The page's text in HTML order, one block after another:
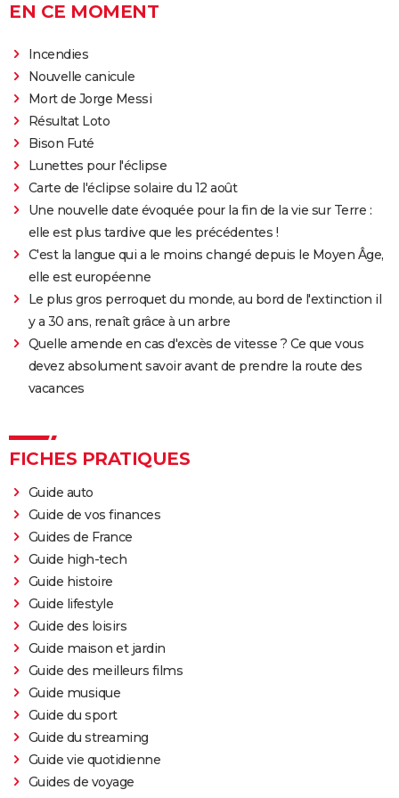
Haymitch... des personnages bien connus dans la
Gladiator 2 : pourquoi cette suite risque-t-elle de
diviser les fans du film culte ?
Kraven le chasseur : le film Marvel s'offre une
sanglante bande-annonce, quelle date de sortie ?
Thunderbolts* : le dernier film Marvel vaut-il le
coup ? Les critiques sont (presque) unanimes
Mad Max Fury Road : synopsis, casting, bande-
annonce, streaming, avis...
John Wick 4 : casting, avis, critiques, suite, séances,
streaming...
Black Panther 2 : de quoi est mort l'acteur Chadwick
Boseman ?
The Batman : intrigue, casting, avis, streaming,
Piège de cristal
Batman v Superman : le crossover de super-héros a-
t-il une suite ?
Morbius : y a-t-il une scène post-générique à la fin du
film ?
Spider-Man No Way Home : où voir le film en VOD
streaming et à quel prix ?
Les Éternels : que signifient les scènes post-
générique ? Explications
The Suicide Squad : synopsis, casting, bande-
annonce, seances, streaming...
Kingsman 3 : date, casting.... Ce que l'on sait sur le
EN CE MOMENT
Incendies
Nouvelle canicule
Mort de Jorge Messi
Résultat Loto
Bison Futé
Lunettes pour l'éclipse
Carte de l'éclipse solaire du 12 août
Une nouvelle date évoquée pour la fin de la vie sur Terre :
elle est plus tardive que les précédentes !
C'est la langue qui a le moins changé depuis le Moyen Âge,
elle est européenne
Le plus gros perroquet du monde, au bord de l'extinction il
y a 30 ans, renaît grâce à un arbre
Quelle amende en cas d'excès de vitesse ? Ce que vous
devez absolument savoir avant de prendre la route des
vacances
FICHES PRATIQUES
Guide auto
Guide de vos finances
Guides de France
Guide high-tech
Guide histoire
Guide lifestyle
Guide des loisirs
Guide maison et jardin
Guide des meilleurs films
Guide musique
Guide du sport
Guide du streaming
Guide vie quotidienne
Guides de voyage